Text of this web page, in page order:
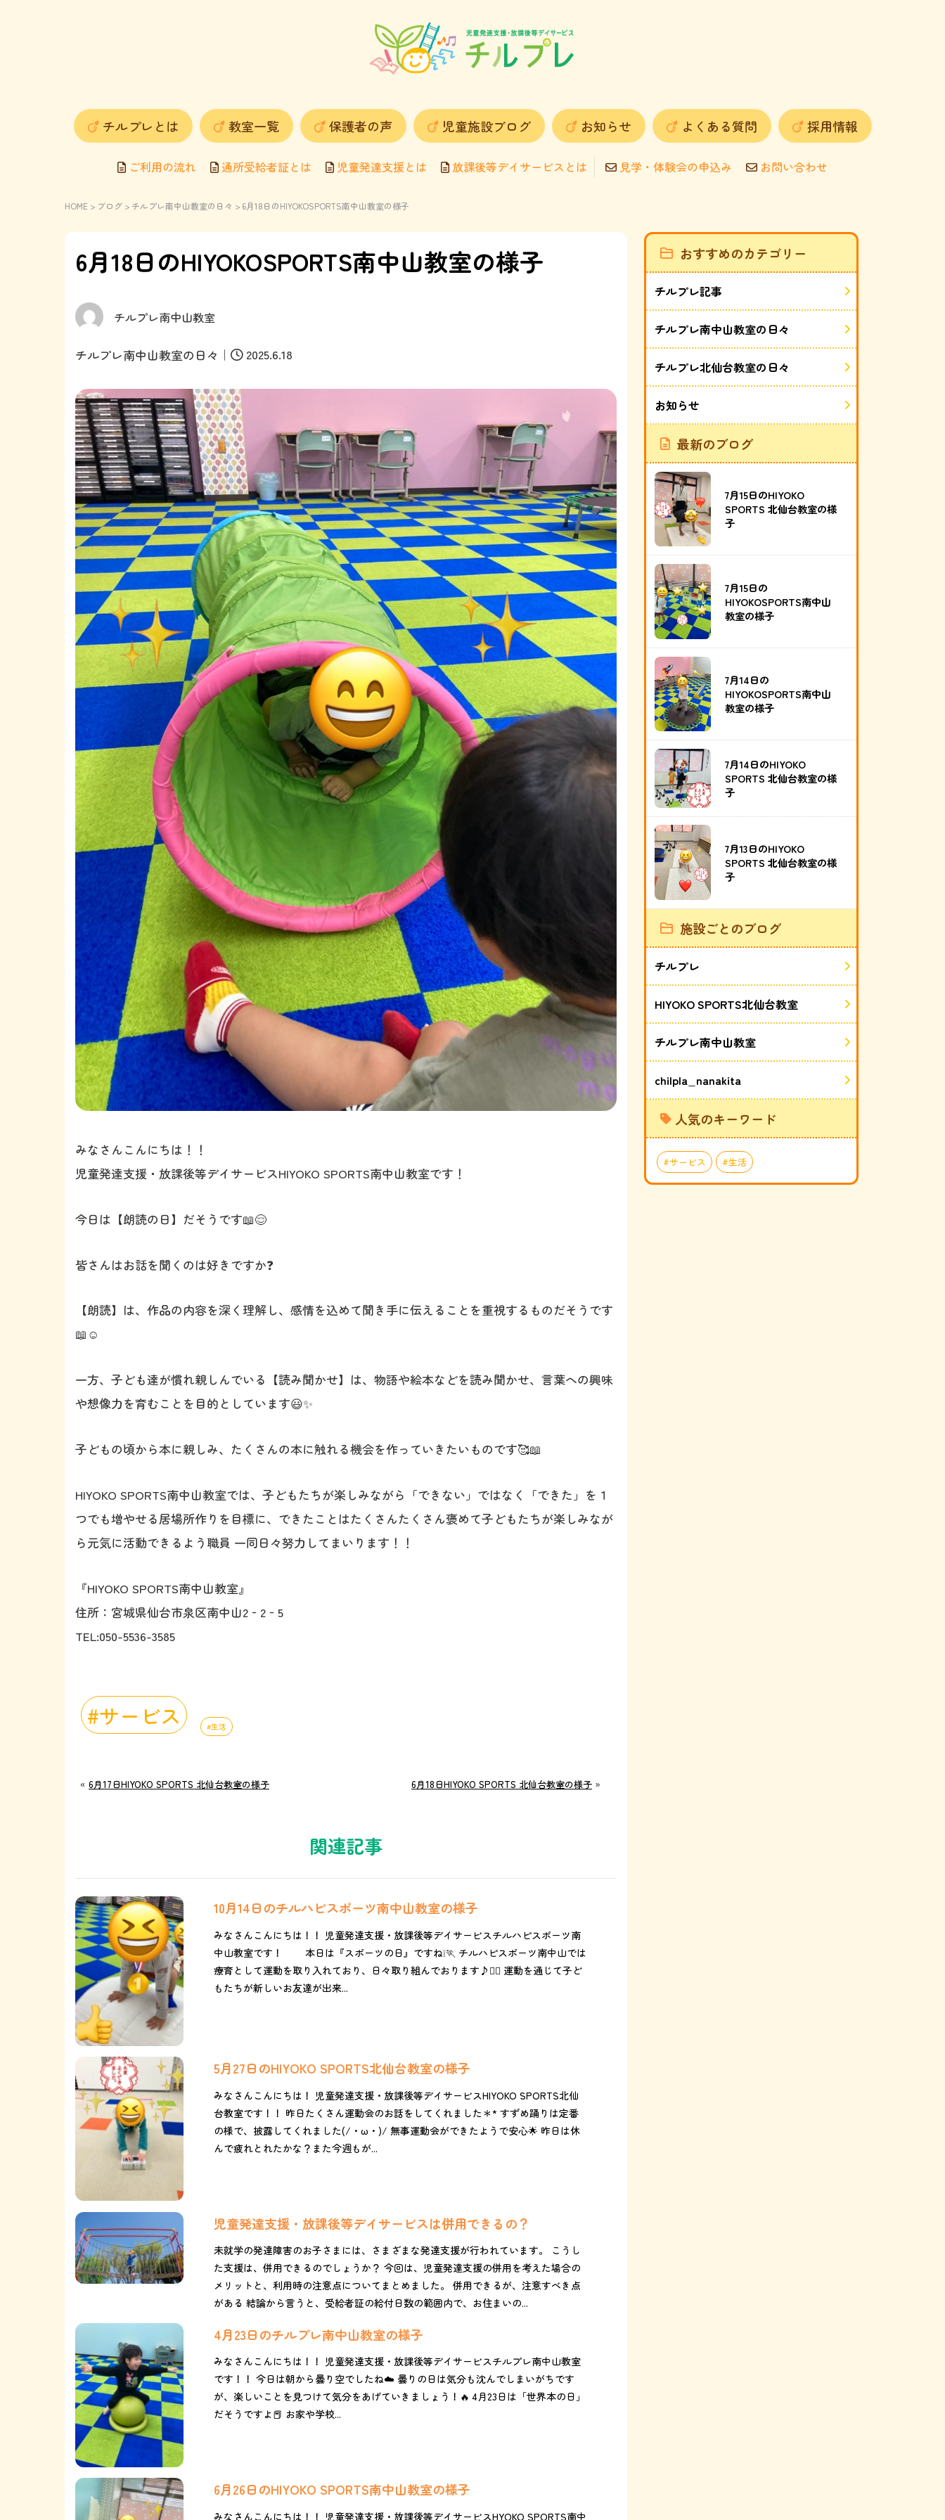
チルプレとは 教室一覧 保護者の声 児童施設ブログ お知らせ よくある質問 採用情報
ご利用の流れ 通所受給者証とは 児童発達支援とは 放課後等デイサービスとは 見学・体験会の申込み お問い合わせ
HOME > ブログ > チルプレ南中山教室の日々 > 6月18日のHIYOKOSPORTS南中山教室の様子
6月18日のHIYOKOSPORTS南中山教室の様子
チルプレ南中山教室
チルプレ南中山教室の日々 ｜ 2025.6.18
みなさんこんにちは！！
児童発達支援・放課後等デイサービスHIYOKO SPORTS南中山教室です！
今日は【朗読の日】だそうです📖😌
皆さんはお話を聞くのは好きですか❓
【朗読】は、作品の内容を深く理解し、感情を込めて聞き手に伝えることを重視するものだそうです
📖☺️
一方、子ども達が慣れ親しんでいる【読み聞かせ】は、物語や絵本などを読み聞かせ、言葉への興味
や想像力を育むことを目的としています😃✨
子どもの頃から本に親しみ、たくさんの本に触れる機会を作っていきたいものです🥰📖
HIYOKO SPORTS南中山教室では、子どもたちが楽しみながら「できない」ではなく「できた」を１
つでも増やせる居場所作りを目標に、できたことはたくさんたくさん褒めて子どもたちが楽しみなが
ら元気に活動できるよう職員 一同日々努力してまいります！！
『HIYOKO SPORTS南中山教室』
住所：宮城県仙台市泉区南中山2‐2‐5
TEL:050-5536-3585
サービス 生活
« 6月17日HIYOKO SPORTS 北仙台教室の様子 6月18日HIYOKO SPORTS 北仙台教室の様子 »
関連記事
10月14日のチルハピスポーツ南中山教室の様子
みなさんこんにちは！！ 児童発達支援・放課後等デイサービスチルハピスポーツ南
中山教室です！ 本日は『スポーツの日』ですね❕🏃 チルハピスポーツ南中山では
療育として運動を取り入れており、日々取り組んでおります♪🏃‍♂️ 運動を通じて子ど
もたちが新しいお友達が出来...
5月27日のHIYOKO SPORTS北仙台教室の様子
みなさんこんにちは！ 児童発達支援・放課後等デイサービスHIYOKO SPORTS北仙
台教室です！！ 昨日たくさん運動会のお話をしてくれました＊* すずめ踊りは定番
の様で、披露してくれました(/・ω・)/ 無事運動会ができたようで安心🌟 昨日は休
んで疲れとれたかな？また今週もが...
児童発達支援・放課後等デイサービスは併用できるの？
未就学の発達障害のお子さまには、さまざまな発達支援が行われています。 こうし
た支援は、併用できるのでしょうか？ 今回は、児童発達支援の併用を考えた場合の
メリットと、利用時の注意点についてまとめました。 併用できるが、注意すべき点
がある 結論から言うと、受給者証の給付日数の範囲内で、お住まいの...
4月23日のチルプレ南中山教室の様子
みなさんこんにちは！！ 児童発達支援・放課後等デイサービスチルプレ南中山教室
です！！ 今日は朝から曇り空でしたね☁️ 曇りの日は気分も沈んでしまいがちです
が、楽しいことを見つけて気分をあげていきましょう！🔥 4月23日は「世界本の日」
だそうですよ📕 お家や学校...
6月26日のHIYOKO SPORTS南中山教室の様子
みなさんこんにちは！！ 児童発達支援・放課後等デイサービスHYOKO SPORTS南中
おすすめのカテゴリー
チルプレ記事
チルプレ南中山教室の日々
チルプレ北仙台教室の日々
お知らせ
最新のブログ
7月15日のHIYOKO
SPORTS 北仙台教室の様
子
7月15日の
HIYOKOSPORTS南中山
教室の様子
7月14日の
HIYOKOSPORTS南中山
教室の様子
7月14日のHIYOKO
SPORTS 北仙台教室の様
子
7月13日のHIYOKO
SPORTS 北仙台教室の様
子
施設ごとのブログ
チルプレ
HIYOKO SPORTS北仙台教室
チルプレ南中山教室
chilpla_nanakita
人気のキーワード
サービス 生活